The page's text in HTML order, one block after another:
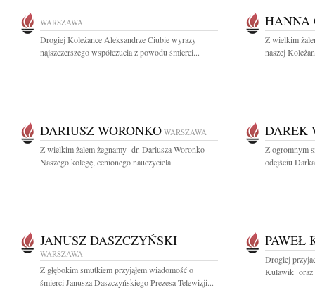
WARSZAWA
Drogiej Koleżance Aleksandrze Ciubie wyrazy
najszczerszego współczucia z powodu śmierci...
HANNA
Z wielkim
naszej
DARIUSZ WORONKO WARSZAWA
Z wielkim żalem żegnamy dr. Dariusza Woronko
Naszego kolegę, cenionego nauczyciela...
DAREK
Z ogromnym
odejściu
JANUSZ DASZCZYŃSKI
WARSZAWA
Z głębokim smutkiem przyjąłem wiadomość o
śmierci Janusza Daszczyńskiego Prezesa Telewizji...
PAWEŁ
Drogiej
Kulawik oraz